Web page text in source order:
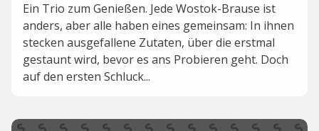
Ein Trio zum Genießen. Jede Wostok-Brause ist
anders, aber alle haben eines gemeinsam: In ihnen
stecken ausgefallene Zutaten, über die erstmal
gestaunt wird, bevor es ans Probieren geht. Doch
auf den ersten Schluck...